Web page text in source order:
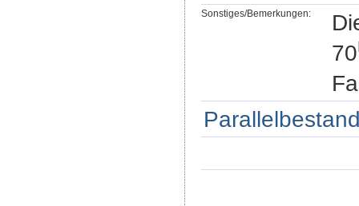
Sonstiges/Bemerkungen:
70